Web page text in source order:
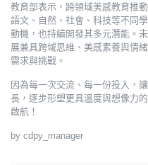
教育部表示，跨領域美感教育推
語文、自然、社會、科技等不同
動機，也持續開發其多元潛能。
展兼具跨域思維、美感素養與情
需求與挑戰。
因為每一次交流、每一份投入，
長，逐步形塑更具溫度與想像力
啟航！
by cdpy_manager